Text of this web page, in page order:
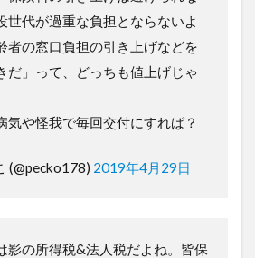
世代が過重な負担とならないよ
者の窓口負担の引き上げなどを
だ」って、どっちも値上げじゃ
気や怪我で毎回交付にすれば？
(@pecko178) 2019年4月29日
影の所得税&法人税だよね。皆保